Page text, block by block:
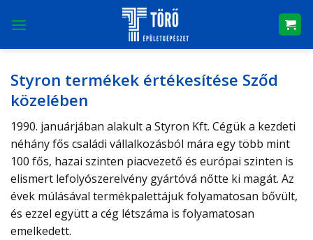
Styron termékek értékesítése Sződ
közelében
1990. januárjában alakult a Styron Kft. Cégük a kezdeti
néhány fős családi vállalkozásból mára egy több mint
100 fős, hazai szinten piacvezető és európai szinten is
elismert lefolyószerelvény gyártóvá nőtte ki magát. Az
évek múlásával termékpalettájuk folyamatosan bővült,
és ezzel együtt a cég létszáma is folyamatosan
emelkedett.